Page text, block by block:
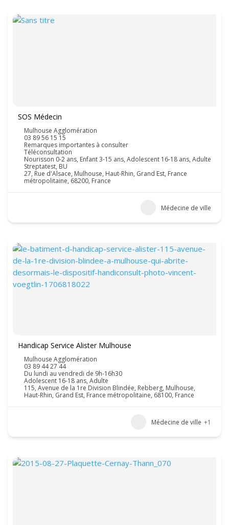
SOS Médecin
Mulhouse Agglomération
03 89 56 15 15
Remarques importantes à consulter
Téléconsultation
Nourisson 0-2 ans, Enfant 3-15 ans, Adolescent 16-18 ans, Adulte
Streptatest, BU
27, Rue d'Alsace, Mulhouse, Haut-Rhin, Grand Est, France
métropolitaine, 68200, France
Médecine de ville
Handicap Service Alister Mulhouse
Mulhouse Agglomération
03 89 44 27 44
Du lundi au vendredi de 9h-16h30
Adolescent 16-18 ans, Adulte
115, Avenue de la 1re Division Blindée, Rebberg, Mulhouse,
Haut-Rhin, Grand Est, France métropolitaine, 68100, France
Médecine de ville +1